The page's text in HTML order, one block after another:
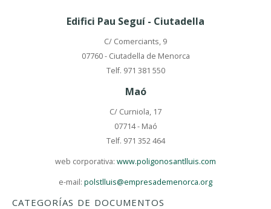
Edifici Pau Seguí - Ciutadella
C/ Comerciants, 9
07760 - Ciutadella de Menorca
Telf. 971 381 550
Maó
C/ Curniola, 17
07714 - Maó
Telf. 971 352 464
web corporativa: www.poligonosantlluis.com
e-mail: polstlluis@empresademenorca.org
CATEGORÍAS DE DOCUMENTOS